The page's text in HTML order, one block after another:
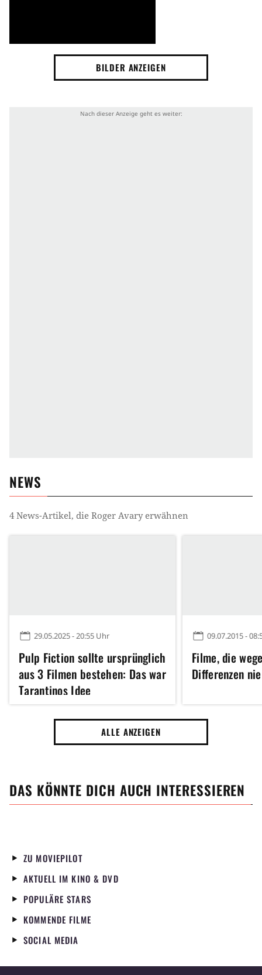
BILDER ANZEIGEN
NEWS
4 News-Artikel, die Roger Avaryerwähnen
29.05.2025 - 20:55 Uhr
Pulp Fiction sollte ursprünglich
aus 3 Filmen bestehen: Das war
Tarantinos Idee
09.07.2015 -
Filme, die
Differenzen
ALLE ANZEIGEN
DAS KÖNNTE DICH AUCH INTERESSIEREN
ZU MOVIEPILOT
AKTUELL IM KINO & DVD
POPULÄRE STARS
KOMMENDE FILME
SOCIAL MEDIA